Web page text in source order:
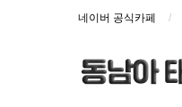
네이버 공식카페